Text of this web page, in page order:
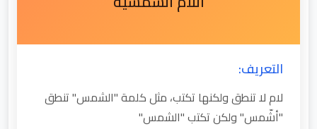
التعريف:
لام لا تنطق ولكنها تكتب، مثل كلمة "الشمس" تنطق
"أشّمس" ولكن تكتب "الشمس"